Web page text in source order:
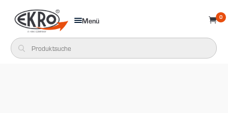
Menü  0